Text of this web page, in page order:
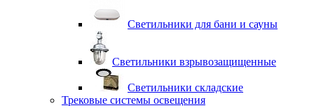
Светильники для бани и сауны
Светильники взрывозащищенные
Светильники складские
Трековые системы освещения